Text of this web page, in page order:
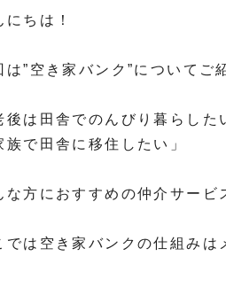
にちは！
は”空き家バンク”についてご
後は田舎でのんびり暮らした
族で田舎に移住したい」
な方におすすめの仲介サービ
では空き家バンクの仕組みは